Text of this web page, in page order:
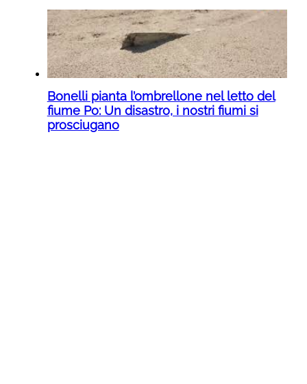
Bonelli pianta l’ombrellone nel letto del
fiume Po: Un disastro, i nostri fiumi si
prosciugano